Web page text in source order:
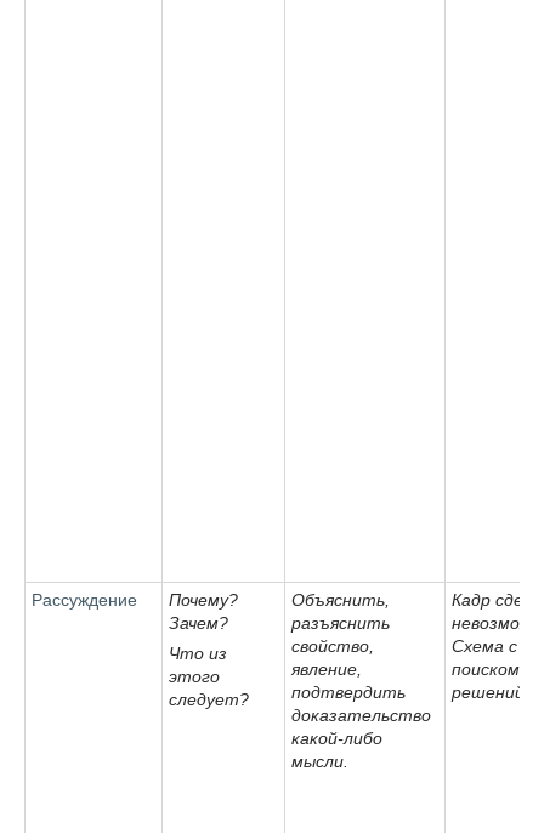
Рассуждение
Почему?
Зачем?
Что из
этого
следует?
Объяснить,
разъяснить
свойство,
явление,
подтвердить
доказательство
какой-либо
мысли.
Кадр
Схема с
поиском
решений.